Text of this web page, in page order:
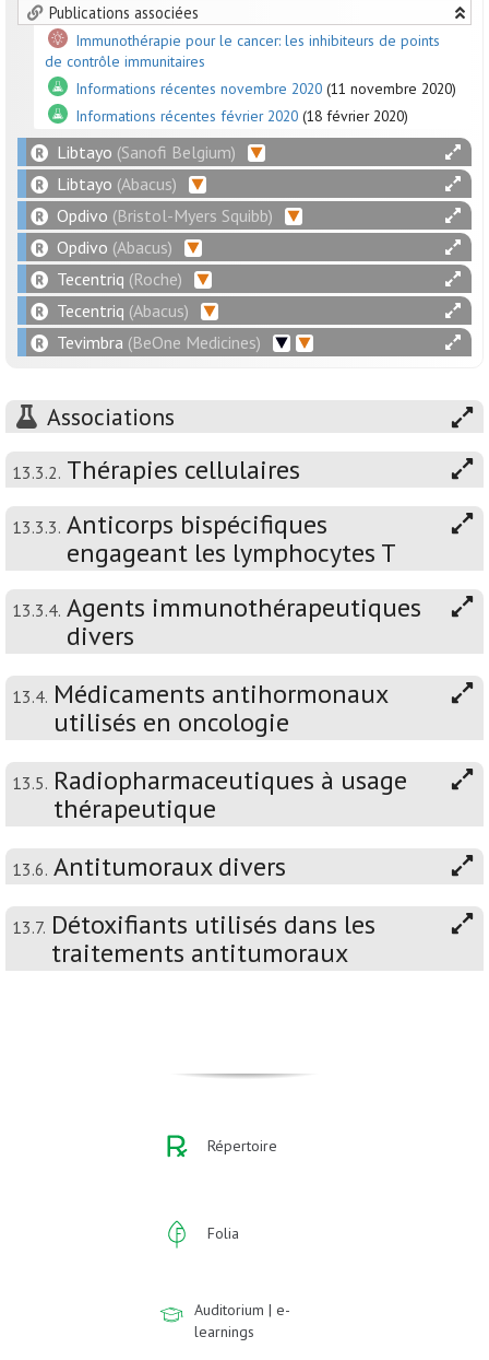
Publications associées
Immunothérapie pour le cancer: les inhibiteurs de points
de contrôle immunitaires
Informations récentes novembre 2020 (11 novembre 2020)
Informations récentes février 2020 (18 février 2020)
Libtayo (Sanofi Belgium)
Libtayo (Abacus)
Opdivo (Bristol-Myers Squibb)
Opdivo (Abacus)
Tecentriq (Roche)
Tecentriq (Abacus)
Tevimbra (BeOne Medicines)
Associations
13.3.2. Thérapies cellulaires
13.3.3. Anticorps bispécifiques
engageant les lymphocytes T
13.3.4. Agents immunothérapeutiques
divers
13.4. Médicaments antihormonaux
utilisés en oncologie
13.5. Radiopharmaceutiques à usage
thérapeutique
13.6. Antitumoraux divers
13.7. Détoxifiants utilisés dans les
traitements antitumoraux
Répertoire
Folia
Auditorium | e-
learnings